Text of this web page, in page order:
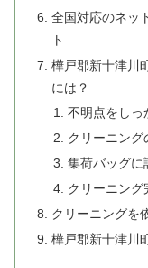
全国対応のネッ
ト
樺戸郡新十津川
には？
不明点をしっ
クリーニング
集荷バッグに
クリーニング
クリーニングを
樺戸郡新十津川